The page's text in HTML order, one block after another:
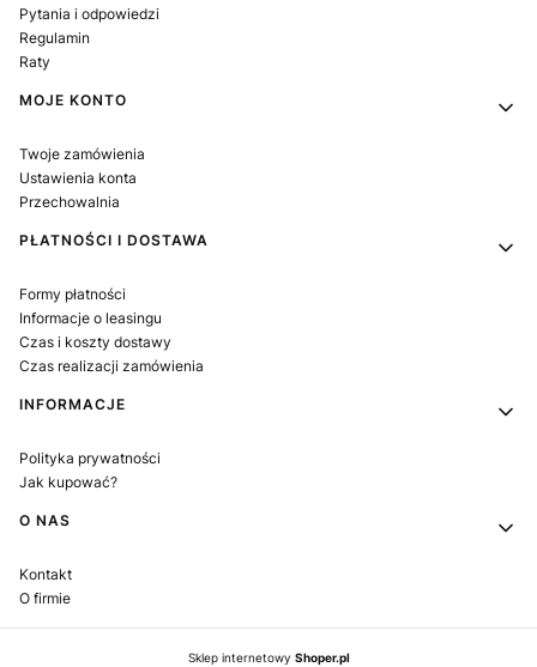
Pytania i odpowiedzi
Regulamin
Raty
MOJE KONTO
Twoje zamówienia
Ustawienia konta
Przechowalnia
PŁATNOŚCI I DOSTAWA
Formy płatności
Informacje o leasingu
Czas i koszty dostawy
Czas realizacji zamówienia
INFORMACJE
Polityka prywatności
Jak kupować?
O NAS
Kontakt
O firmie
Sklep internetowy Shoper.pl